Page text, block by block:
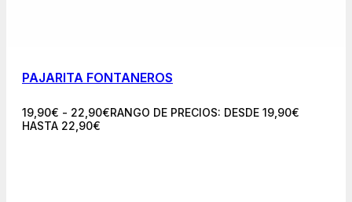
PAJARITA FONTANEROS
19,90€ - 22,90€RANGO DE PRECIOS: DESDE 19,90€
HASTA 22,90€